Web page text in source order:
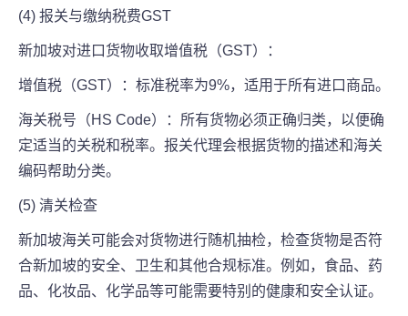
(4) 报关与缴纳税费GST
新加坡对进口货物收取增值税（GST）：
增值税（GST）：标准税率为9%，适用于所有进口商品。
海关税号（HS Code）：所有货物必须正确归类，以便确
定适当的关税和税率。报关代理会根据货物的描述和海关
编码帮助分类。
(5) 清关检查
新加坡海关可能会对货物进行随机抽检，检查货物是否符
合新加坡的安全、卫生和其他合规标准。例如，食品、药
品、化妆品、化学品等可能需要特别的健康和安全认证。